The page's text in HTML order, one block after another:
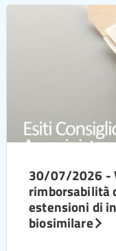
30/07/2026 -
rimborsabilità
estensioni di
biosimilare